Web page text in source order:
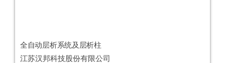
全自动层析系统及层析柱
江苏汉邦科技股份有限公司